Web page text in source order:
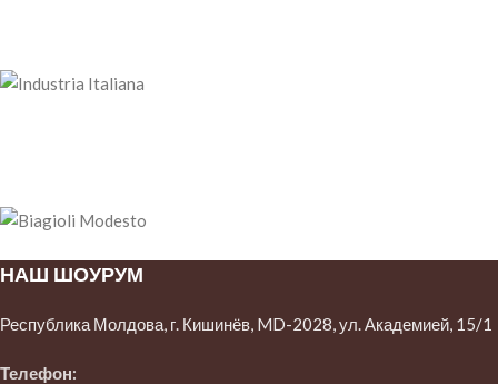
НАШ ШОУРУМ
Республика Молдова, г. Кишинёв, MD-2028, ул. Академией, 15/1
Телефон: